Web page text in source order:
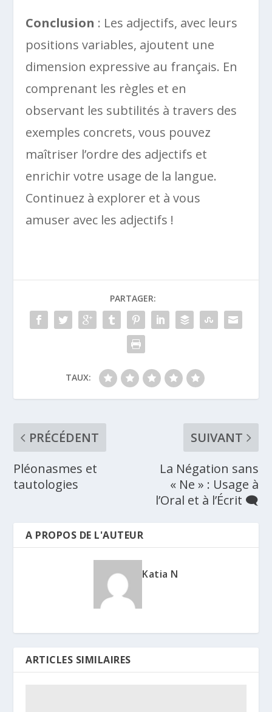
Conclusion : Les adjectifs, avec leurs
positions variables, ajoutent une
dimension expressive au français. En
comprenant les règles et en
observant les subtilités à travers des
exemples concrets, vous pouvez
maîtriser l’ordre des adjectifs et
enrichir votre usage de la langue.
Continuez à explorer et à vous
amuser avec les adjectifs !
PARTAGER:
TAUX:
PRÉCÉDENT
Pléonasmes et
tautologies
SUIVANT
La Négation sans
« Ne » : Usage à
l’Oral et à l’Écrit 🗨️
A PROPOS DE L'AUTEUR
Katia N
ARTICLES SIMILAIRES